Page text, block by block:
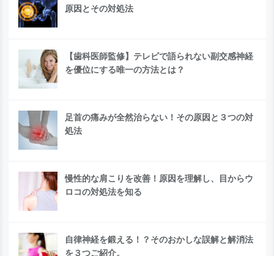
原因とその対処法
【歯科医師監修】テレビで語られない副交感神経
を優位にする唯一の方法とは？
足首の痛みが全然治らない！その原因と３つの対
処法
慢性的な肩こりを改善！原因を理解し、目からウ
ロコの対処法を知る
自律神経を鍛える！？そのおかしな誤解と解消法
を３つご紹介。